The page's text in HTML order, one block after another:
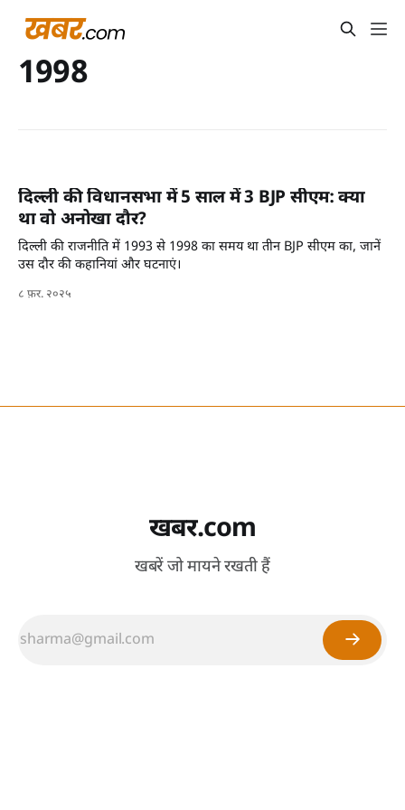
1998
दिल्ली की विधानसभा में 5 साल में 3 BJP सीएम: क्या
था वो अनोखा दौर?
दिल्ली की राजनीति में 1993 से 1998 का समय था तीन BJP सीएम का, जानें
उस दौर की कहानियां और घटनाएं।
८ फ़र. २०२५
खबर.com
खबरें जो मायने रखती हैं